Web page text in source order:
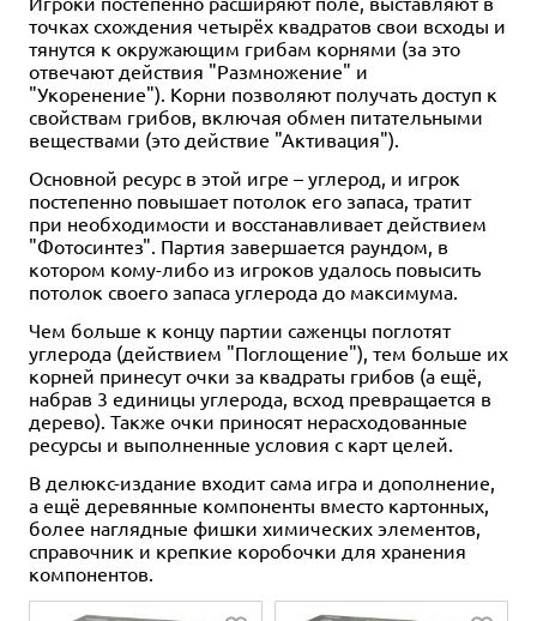
точках схождения четырёх квадратов свои всходы и
тянутся к окружающим грибам корнями (за это
отвечают действия "Размножение" и
"Укоренение"). Корни позволяют получать доступ к
свойствам грибов, включая обмен питательными
веществами (это действие "Активация").
Основной ресурс в этой игре – углерод, и игрок
постепенно повышает потолок его запаса, тратит
при необходимости и восстанавливает действием
"Фотосинтез". Партия завершается раундом, в
котором кому-либо из игроков удалось повысить
потолок своего запаса углерода до максимума.
Чем больше к концу партии саженцы поглотят
углерода (действием "Поглощение"), тем больше их
корней принесут очки за квадраты грибов (а ещё,
набрав 3 единицы углерода, всход превращается в
дерево). Также очки приносят нерасходованные
ресурсы и выполненные условия с карт целей.
В делюкс-издание входит сама игра и дополнение,
а ещё деревянные компоненты вместо картонных,
более наглядные фишки химических элементов,
справочник и крепкие коробочки для хранения
компонентов.